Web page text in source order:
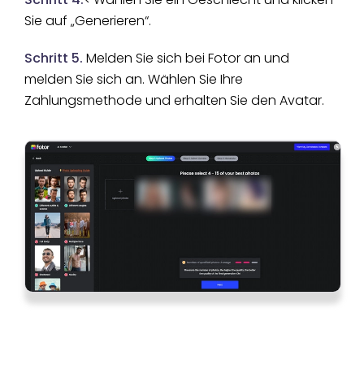
Sie auf „Generieren“.
Schritt 5. Melden Sie sich bei Fotor an und
melden Sie sich an. Wählen Sie Ihre
Zahlungsmethode und erhalten Sie den Avatar.